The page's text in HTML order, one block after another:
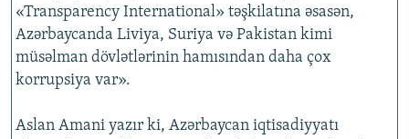
«Transparency International» təşkilatına əsasən,
Azərbaycanda Liviya, Suriya və Pakistan kimi
müsəlman dövlətlərinin hamısından daha çox
korrupsiya var».
Aslan Amani yazır ki, Azərbaycan iqtisadiyyatı